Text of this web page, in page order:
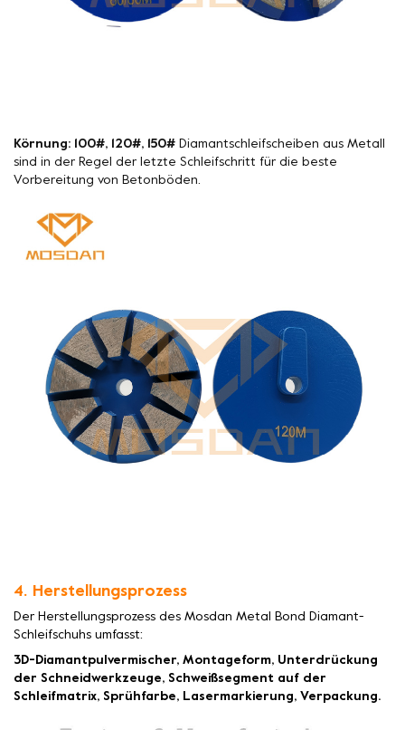
Körnung: 100#, 120#, 150#
Diamantschleifscheiben aus Metall
sind in der Regel der letzte Schleifschritt für die beste
Vorbereitung von Betonböden.
4. Herstellungsprozess
Der Herstellungsprozess des Mosdan Metal Bond Diamant-
Schleifschuhs umfasst:
3D-Diamantpulvermischer, Montageform, Unterdrückung
der Schneidwerkzeuge, Schweißsegment auf der
Schleifmatrix, Sprühfarbe, Lasermarkierung, Verpackung.